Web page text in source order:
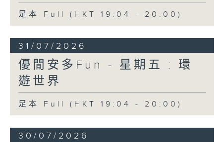
足本 Full (HKT 19:04 - 20:00)
31/07/2026
優閒安多Fun - 星期五 : 環
遊世界
足本 Full (HKT 19:04 - 20:00)
30/07/2026